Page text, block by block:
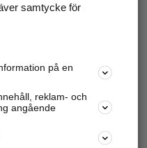
samtycke för
på en
reklam- och
angående